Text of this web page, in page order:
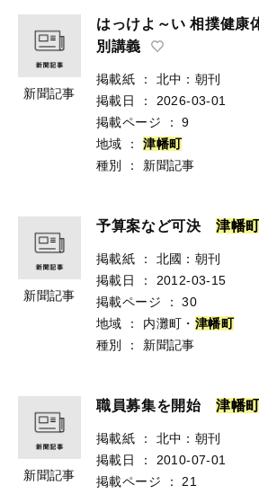
新聞記事
はっけよ～い 相撲健康
別講義
掲載紙 ：
北中：朝刊
掲載日
：
2026-03-01
掲載ページ
：
9
地域
： 津幡町
種別
： 新聞記事
新聞記事
予算案など可決津幡
掲載紙 ：
北國：朝刊
掲載日
：
2012-03-15
掲載ページ
：
30
地域
： 内灘町・ 津幡町
種別
： 新聞記事
新聞記事
職員募集を開始津幡
掲載紙 ：
北中：朝刊
掲載日
：
2010-07-01
掲載ページ
：
21